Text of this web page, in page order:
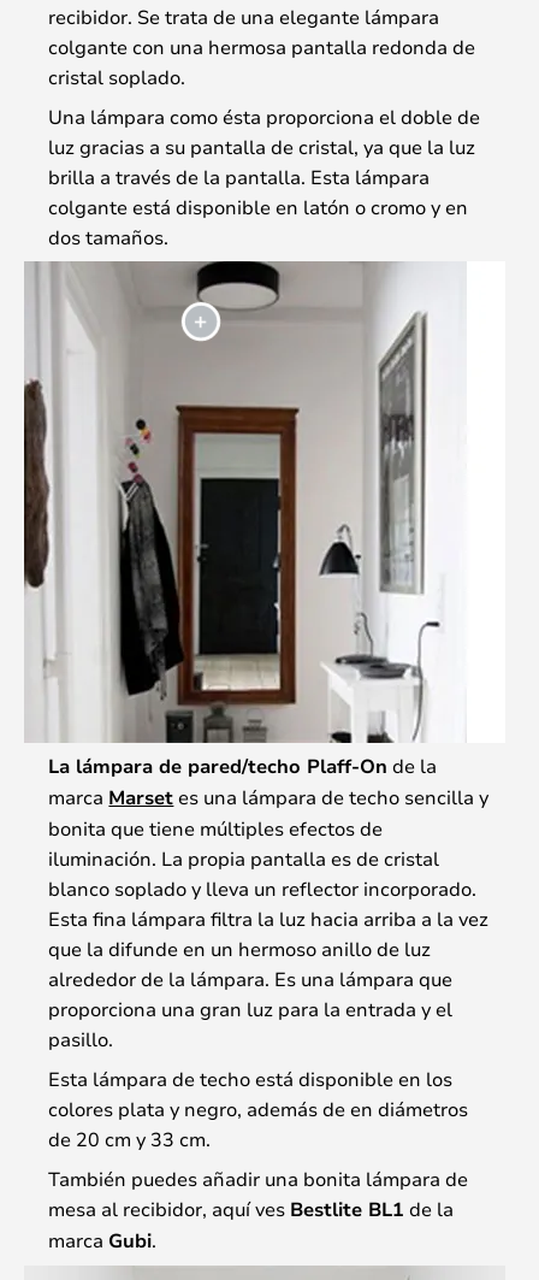
recibidor. Se trata de una elegante lámpara
colgante con una hermosa pantalla redonda de
cristal soplado.
Una lámpara como ésta proporciona el doble de
luz gracias a su pantalla de cristal, ya que la luz
brilla a través de la pantalla. Esta lámpara
colgante está disponible en latón o cromo y en
dos tamaños.
La lámpara de pared/techo Plaff-On de la
marca Marsetes una lámpara de techo sencilla y
bonita que tiene múltiples efectos de
iluminación. La propia pantalla es de cristal
blanco soplado y lleva un reflector incorporado.
Esta fina lámpara filtra la luz hacia arriba a la vez
que la difunde en un hermoso anillo de luz
alrededor de la lámpara. Es una lámpara que
proporciona una gran luz para la entrada y el
pasillo.
Esta lámpara de techo está disponible en los
colores plata y negro, además de en diámetros
de 20 cm y 33 cm.
También puedes añadir una bonita lámpara de
mesa al recibidor, aquí ves Bestlite BL1 de la
marca Gubi.